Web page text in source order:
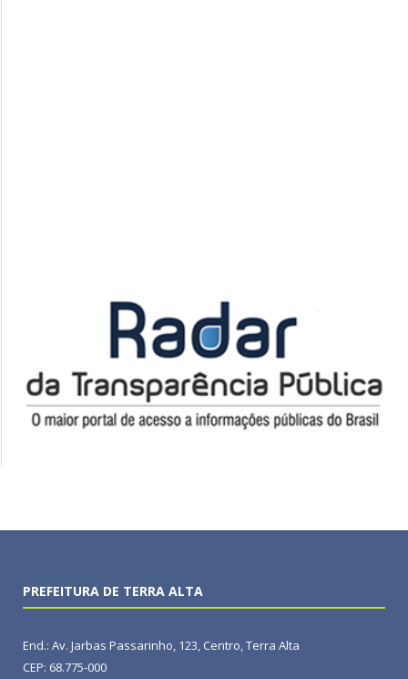
PREFEITURA DE TERRA ALTA
End.: Av. Jarbas Passarinho, 123, Centro, Terra Alta
CEP: 68.775-000